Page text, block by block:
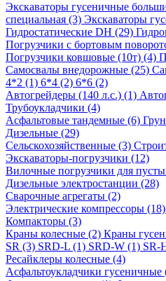
Экскаваторы гусеничные
специальная (3) Экскаваторы
Гидростатические DH (29)
Погрузчики с бортовым
Погрузчики ковшовые (10т) (4)
Самосвалы внедорожные (25)
4*2 (1) 6*4 (2) 6*6 (2)
Автогрейдеры (140 л.с.) (1)
Трубоукладчики (4)
Асфальтовые тандемные (6)
Дизельные (29)
Сельскохозяйственные (3)
Экскаваторы-погрузчики (12)
Вилочные погрузчики для
Дизельные электростанции (28)
Сварочные агрегаты (2)
Электрические компрессоры (18)
Компакторы (3)
Краны колесные (2) Краны
SR (3) SRD-L (1) SRD-W (1) SR-
Ресайклеры колесные (4)
Асфальтоукладчики гусеничные